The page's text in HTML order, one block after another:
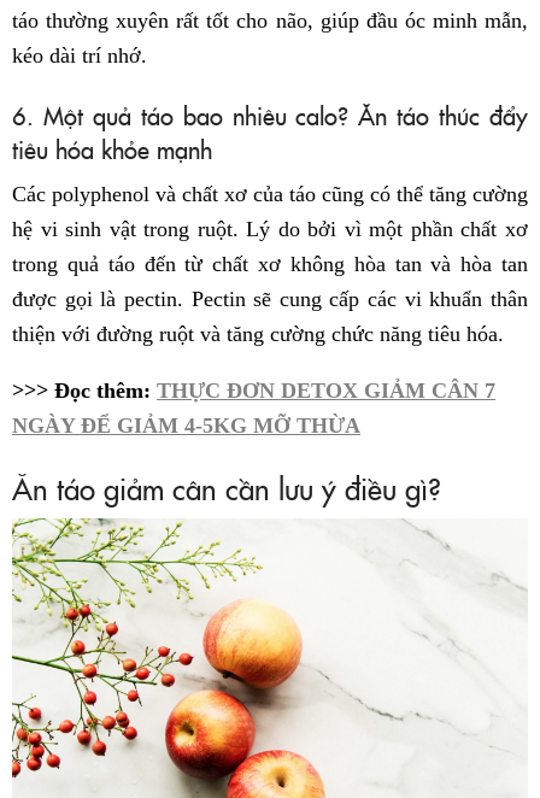
táo thường xuyên rất tốt cho não, giúp đầu óc minh mẫn,
kéo dài trí nhớ.
6. Một quả táo bao nhiêu calo? Ăn táo thúc đẩy
tiêu hóa khỏe mạnh
Các polyphenol và chất xơ của táo cũng có thể tăng cường
hệ vi sinh vật trong ruột. Lý do bởi vì một phần chất xơ
trong quả táo đến từ chất xơ không hòa tan và hòa tan
được gọi là pectin. Pectin sẽ cung cấp các vi khuẩn thân
thiện với đường ruột và tăng cường chức năng tiêu hóa.
>>> Đọc thêm: THỰC ĐƠN DETOX GIẢM CÂN 7
NGÀY ĐỂ GIẢM 4-5KG MỠ THỪA
Ăn táo giảm cân cần lưu ý điều gì?